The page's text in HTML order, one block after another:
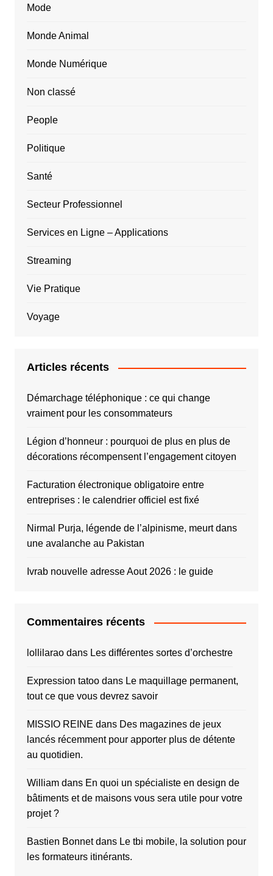
Mode
Monde Animal
Monde Numérique
Non classé
People
Politique
Santé
Secteur Professionnel
Services en Ligne – Applications
Streaming
Vie Pratique
Voyage
Articles récents
Démarchage téléphonique : ce qui change
vraiment pour les consommateurs
Légion d’honneur : pourquoi de plus en plus de
décorations récompensent l’engagement citoyen
Facturation électronique obligatoire entre
entreprises : le calendrier officiel est fixé
Nirmal Purja, légende de l’alpinisme, meurt dans
une avalanche au Pakistan
Ivrab nouvelle adresse Aout 2026 : le guide
Commentaires récents
lollilaraodans Les différentes sortes d’orchestre
Expression tatoodans Le maquillage permanent,
tout ce que vous devrez savoir
MISSIO REINE dans Des magazines de jeux
lancés récemment pour apporter plus de détente
au quotidien.
Williamdans En quoi un spécialiste en design de
bâtiments et de maisons vous sera utile pour votre
projet ?
Bastien Bonnetdans Le tbi mobile, la solution pour
les formateurs itinérants.